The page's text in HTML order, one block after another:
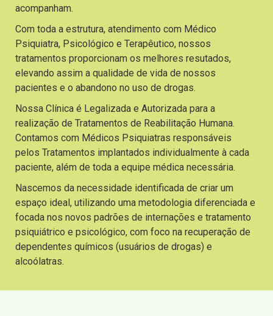
acompanham.
Com toda a estrutura, atendimento com Médico
Psiquiatra, Psicológico e Terapêutico, nossos
tratamentos proporcionam os melhores resutados,
elevando assim a qualidade de vida de nossos
pacientes e o abandono no uso de drogas.
Nossa Clínica é Legalizada e Autorizada para a
realização de Tratamentos de Reabilitação Humana.
Contamos com Médicos Psiquiatras responsáveis
pelos Tratamentos implantados individualmente à cada
paciente, além de toda a equipe médica necessária.
Nascemos da necessidade identificada de criar um
espaço ideal, utilizando uma metodologia diferenciada e
focada nos novos padrões de internações e tratamento
psiquiátrico e psicológico, com foco na recuperação de
dependentes químicos (usuários de drogas) e
alcoólatras.